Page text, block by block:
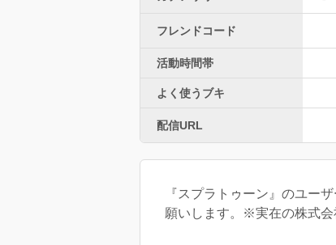
フレンドコード
活動時間帯
よく使うブキ
配信URL
『スプラトゥーン』のユー
願いします。※実在の株式会